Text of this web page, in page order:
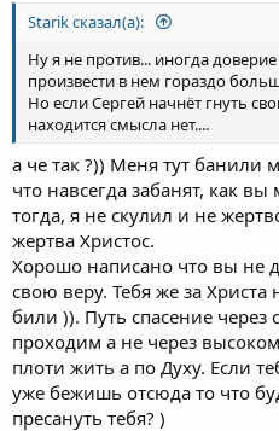
Starik сказал(а):
Ну я не против... иногда
произвести в нем гораздо
Но если Сергей начнёт гнуть
находится смысла нет....
а че так ?)) Меня тут банили
что навсегда забанят, как
тогда, я не скулил и не
жертва Христос.
Хорошо написано что вы не
свою веру. Тебя же за
били )). Путь спасение
проходим а не через
плоти жить а по Духу. Если
уже бежишь отсюда то что
пресануть тебя? )